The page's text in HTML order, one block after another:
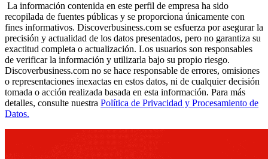
La información contenida en este perfil de empresa ha sido
recopilada de fuentes públicas y se proporciona únicamente con
fines informativos. Discoverbusiness.com se esfuerza por asegurar la
precisión y actualidad de los datos presentados, pero no garantiza su
exactitud completa o actualización. Los usuarios son responsables
de verificar la información y utilizarla bajo su propio riesgo.
Discoverbusiness.com no se hace responsable de errores, omisiones
o representaciones inexactas en estos datos, ni de cualquier decisión
tomada o acción realizada basada en esta información. Para más
detalles, consulte nuestra Política de Privacidad y Procesamiento de
Datos.